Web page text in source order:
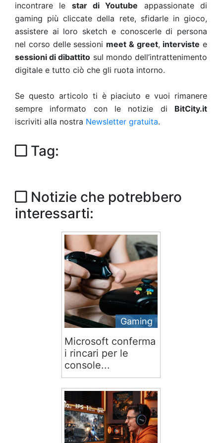
incontrare le star di Youtube appassionate di
gaming più cliccate della rete, sfidarle in gioco,
assistere ai loro sketch e conoscerle di persona
nel corso delle sessioni meet & greet, interviste e
sessioni di dibattito sul mondo dell’intrattenimento
digitale e tutto ciò che gli ruota intorno.
Se questo articolo ti è piaciuto e vuoi rimanere
sempre informato con le notizie di BitCity.it
iscriviti alla nostra Newsletter gratuita.
Tag:
Notizie che potrebbero
interessarti:
Gaming
Microsoft conferma
i rincari per le
console...